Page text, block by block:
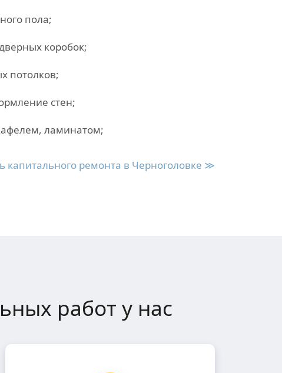
пола;
коробок;
потолков;
стен;
ламинатом;
капитального ремонта в Черноголовке ≫
работ у нас